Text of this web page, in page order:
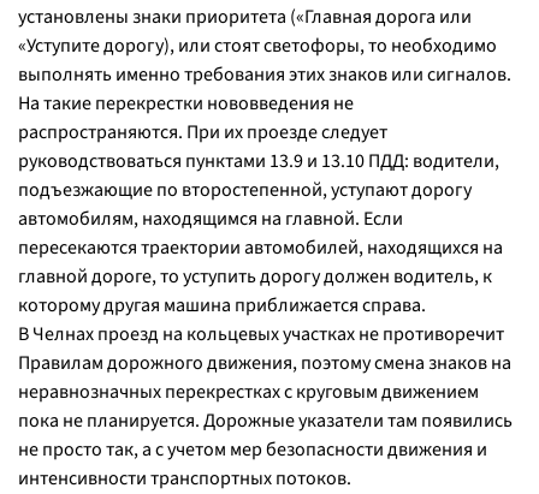
установлены знаки приоритета («Главная дорога или
«Уступите дорогу), или стоят светофоры, то необходимо
выполнять именно требования этих знаков или сигналов.
На такие перекрестки нововведения не
распространяются. При их проезде следует
руководствоваться пунктами 13.9 и 13.10 ПДД: водители,
подъезжающие по второстепенной, уступают дорогу
автомобилям, находящимся на главной. Если
пересекаются траектории автомобилей, находящихся на
главной дороге, то уступить дорогу должен водитель, к
которому другая машина приближается справа.
В Челнах проезд на кольцевых участках не противоречит
Правилам дорожного движения, поэтому смена знаков на
неравнозначных перекрестках с круговым движением
пока не планируется. Дорожные указатели там появились
не просто так, а с учетом мер безопасности движения и
интенсивности транспортных потоков.